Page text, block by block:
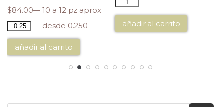
$84.00— 10 a 12 pz aprox
— desde 0.250
añadir al carrito
añadir al carrito